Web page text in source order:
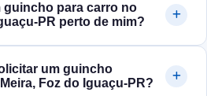
guincho para carro no
perto de mim?
um guincho
Foz do Iguaçu‑PR?